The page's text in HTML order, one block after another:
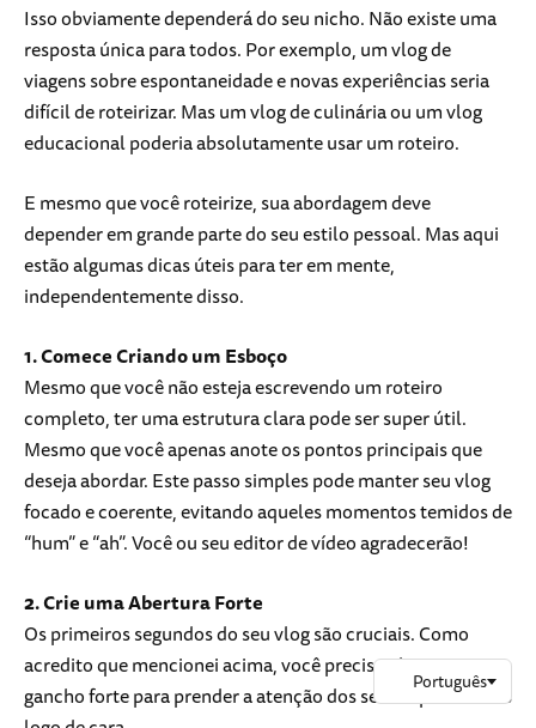
Isso obviamente dependerá do seu nicho. Não existe uma
resposta única para todos. Por exemplo, um vlog de
viagens sobre espontaneidade e novas experiências seria
difícil de roteirizar. Mas um vlog de culinária ou um vlog
educacional poderia absolutamente usar um roteiro.
E mesmo que você roteirize, sua abordagem deve
depender em grande parte do seu estilo pessoal. Mas aqui
estão algumas dicas úteis para ter em mente,
independentemente disso.
1. Comece Criando um Esboço
Mesmo que você não esteja escrevendo um roteiro
completo, ter uma estrutura clara pode ser super útil.
Mesmo que você apenas anote os pontos principais que
deseja abordar. Este passo simples pode manter seu vlog
focado e coerente, evitando aqueles momentos temidos de
“hum” e “ah”. Você ou seu editor de vídeo agradecerão!
2. Crie uma Abertura Forte
Os primeiros segundos do seu vlog são cruciais. Como
acredito que mencionei acima, você precisa planejar um
gancho forte para prender a atenção dos seus espectadores